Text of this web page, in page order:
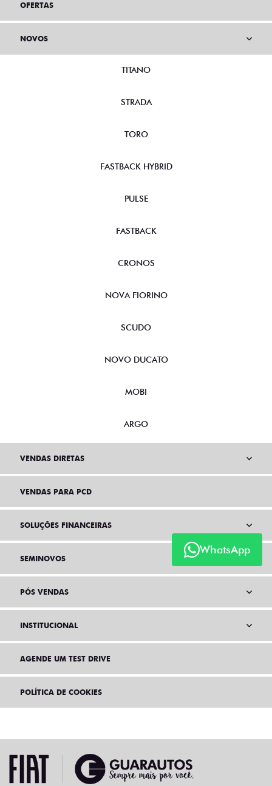
WhatsApp
OFERTAS
NOVOS
TITANO
STRADA
TORO
FASTBACK HYBRID
PULSE
FASTBACK
CRONOS
NOVA FIORINO
SCUDO
NOVO DUCATO
MOBI
ARGO
VENDAS DIRETAS
VENDAS PARA PCD
SOLUÇÕES FINANCEIRAS
SEMINOVOS
PÓS VENDAS
INSTITUCIONAL
AGENDE UM TEST DRIVE
POLÍTICA DE COOKIES